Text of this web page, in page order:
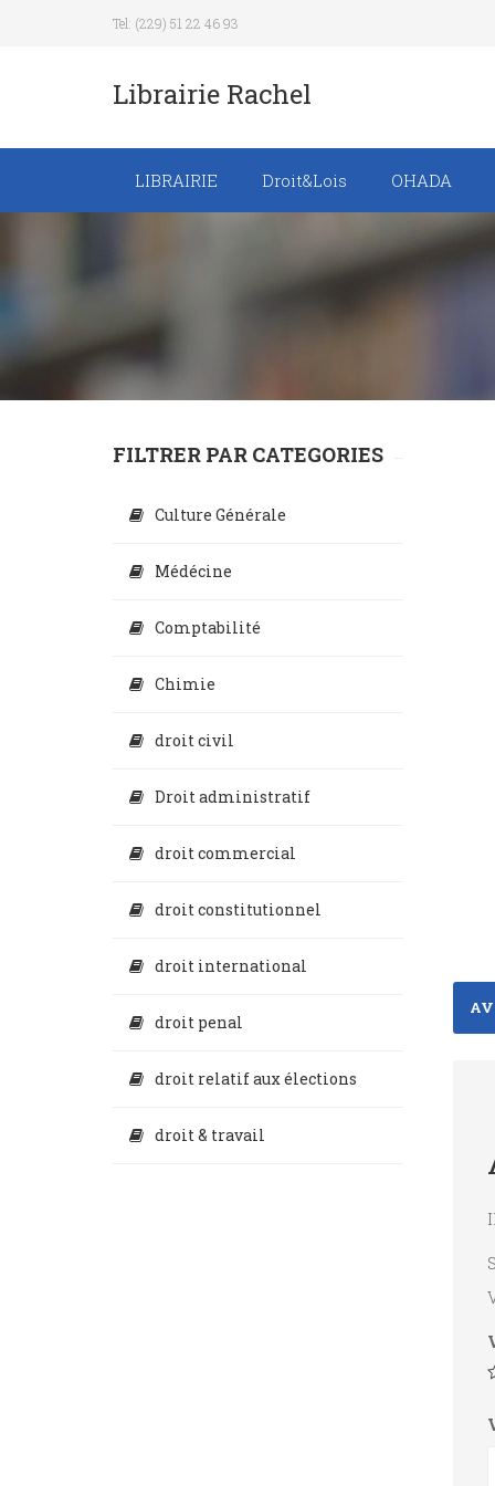
Tel: (229) 51 22 46 93
Librairie Rachel
LIBRAIRIE Droit&Lois OHADA
FILTRER PAR CATEGORIES
Culture Générale
Médécine
Comptabilité
Chimie
droit civil
Droit administratif
droit commercial
droit constitutionnel
droit international
droit penal
droit relatif aux élections
droit & travail